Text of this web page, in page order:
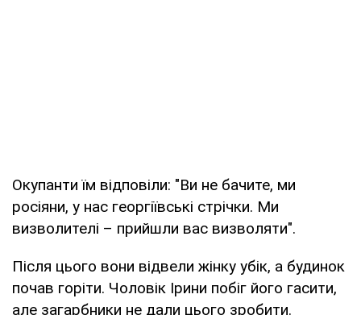
Окупанти їм відповіли: "Ви не бачите, ми
росіяни, у нас георгіївські стрічки. Ми
визволителі – прийшли вас визволяти".
Після цього вони відвели жінку убік, а будинок
почав горіти. Чоловік Ірини побіг його гасити,
але загарбники не дали цього зробити.